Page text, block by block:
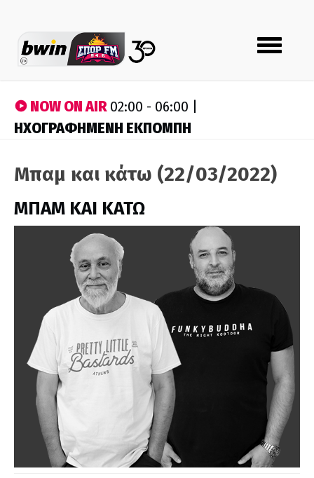
Toggle
navigation
NOW ON AIR02:00 - 06:00 |
ΗΧΟΓΡΑΦΗΜΕΝΗ ΕΚΠΟΜΠΗ
Μπαμ και κάτω (22/03/2022)
ΜΠΑΜ ΚΑΙ ΚΑΤΩ